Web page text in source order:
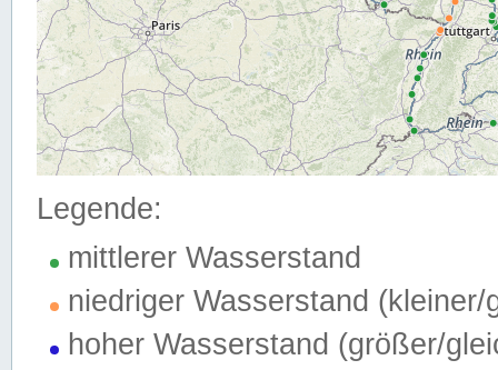
Legende:
mittlerer Wasserstand
niedriger Wasserstand (kleiner/
hoher Wasserstand (größer/